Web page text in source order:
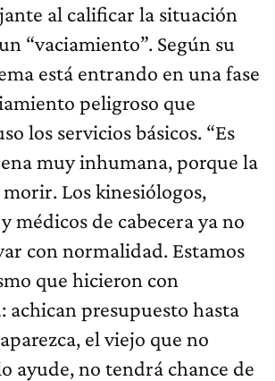
al calificar la situación
“vaciamiento”. Según su
está entrando en una fase
peligroso que
los servicios básicos. “Es
muy inhumana, porque la
morir. Los kinesiólogos,
médicos de cabecera ya no
con normalidad. Estamos
que hicieron con
achican presupuesto hasta
el viejo que no
ayude, no tendrá chance de